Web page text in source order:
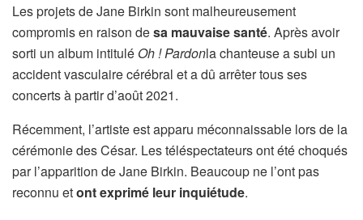
Les projets de Jane Birkin sont malheureusement
compromis en raison desa mauvaise santé. Après avoir
sorti un album intitulé Oh ! Pardonla chanteuse a subi un
accident vasculaire cérébral et a dû arrêter tous ses
concerts à partir d’août 2021.
Récemment, l’artiste est apparu méconnaissable lors de la
cérémonie des César. Les téléspectateurs ont été choqués
par l’apparition de Jane Birkin. Beaucoup ne l’ont pas
reconnu etont exprimé leur inquiétude.